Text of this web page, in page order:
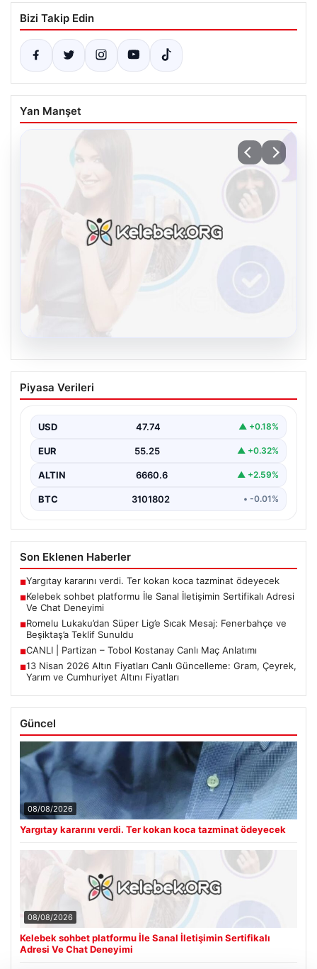
Bizi Takip Edin
Yan Manşet
Kelebek sohbet platformu İle Sanal
İletişimin Sertifikalı Adresi Ve Chat
Sanal ortamında insanların güvenli bir biçimde iletişim
Piyasa Verileri
USD 47.74 ▲ +0.18%
EUR 55.25 ▲ +0.32%
ALTIN 6660.6 ▲ +2.59%
BTC 3101802 • -0.01%
Son Eklenen Haberler
■Yargıtay kararını verdi. Ter kokan koca tazminat ödeyecek
■Kelebek sohbet platformu İle Sanal İletişimin Sertifikalı Adresi
Ve Chat Deneyimi
■Romelu Lukaku’dan Süper Lig’e Sıcak Mesaj: Fenerbahçe ve
Beşiktaş’a Teklif Sunuldu
■CANLI | Partizan – Tobol Kostanay Canlı Maç Anlatımı
■13 Nisan 2026 Altın Fiyatları Canlı Güncelleme: Gram, Çeyrek,
Yarım ve Cumhuriyet Altını Fiyatları
Güncel
08/08/2026
Yargıtay kararını verdi. Ter kokan koca tazminat ödeyecek
08/08/2026
Kelebek sohbet platformu İle Sanal İletişimin Sertifikalı
Adresi Ve Chat Deneyimi